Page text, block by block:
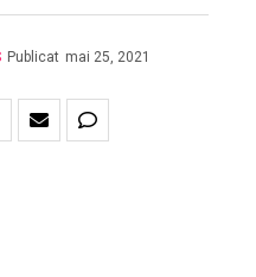
Publicat mai 25, 2021